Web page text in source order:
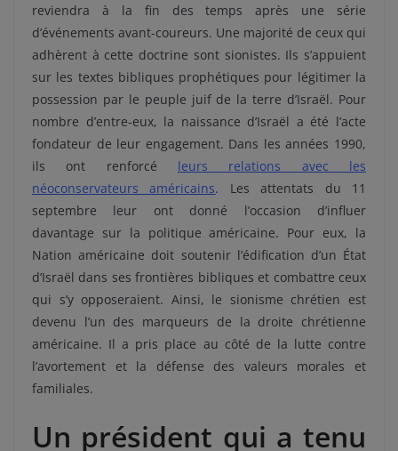
reviendra à la fin des temps après une série
d’événements avant-coureurs. Une majorité de ceux qui
adhèrent à cette doctrine sont sionistes. Ils s’appuient
sur les textes bibliques prophétiques pour légitimer la
possession par le peuple juif de la terre d’Israël. Pour
nombre d’entre-eux, la naissance d’Israël a été l’acte
fondateur de leur engagement. Dans les années 1990,
ils ont renforcé leurs relations avec les
néoconservateurs américains. Les attentats du 11
septembre leur ont donné l’occasion d’influer
davantage sur la politique américaine. Pour eux, la
Nation américaine doit soutenir l’édification d’un État
d’Israël dans ses frontières bibliques et combattre ceux
qui s’y opposeraient. Ainsi, le sionisme chrétien est
devenu l’un des marqueurs de la droite chrétienne
américaine. Il a pris place au côté de la lutte contre
l’avortement et la défense des valeurs morales et
familiales.
Un président qui a tenu